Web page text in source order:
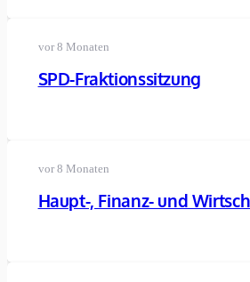
vor 8 Monaten
SPD-Fraktionssitzung
vor 8 Monaten
Haupt-, Finanz- und